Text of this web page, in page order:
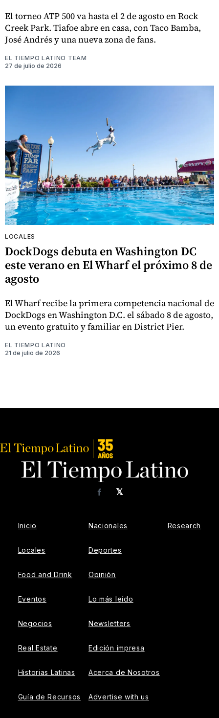
El torneo ATP 500 va hasta el 2 de agosto en Rock
Creek Park. Tiafoe abre en casa, con Taco Bamba,
José Andrés y una nueva zona de fans.
EL TIEMPO LATINO TEAM
27 de julio de 2026
LOCALES
DockDogs debuta en Washington DC
este verano en El Wharf el próximo 8 de
agosto
El Wharf recibe la primera competencia nacional de
DockDogs en Washington D.C. el sábado 8 de agosto,
un evento gratuito y familiar en District Pier.
EL TIEMPO LATINO
21 de julio de 2026
𝕏
Facebook
Inicio
Locales
Food and Drink
Eventos
Negocios
Real Estate
Historias Latinas
Guía de Recursos
Nacionales
Deportes
Opinión
Lo más leído
Newsletters
Edición impresa
Acerca de Nosotros
Advertise with us
Research